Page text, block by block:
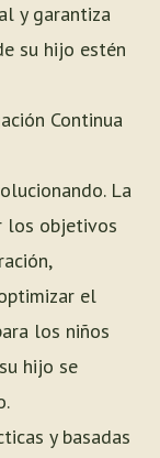
y garantiza
su hijo estén
Continua
La
los objetivos
el
los niños
hijo se
y basadas